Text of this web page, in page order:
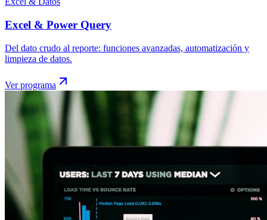
Excel & Power Query
Del dato crudo al reporte: funciones avanzadas, automatización y
limpieza de datos.
Ver programa